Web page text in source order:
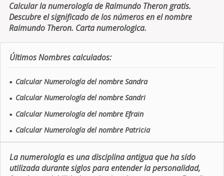
Calcular la numerología de Raimundo Theron gratis.
Descubre el significado de los números en el nombre
Raimundo Theron. Carta numerologica.
Últimos Nombres calculados:
■ Calcular Numerología del nombre Sandra
■ Calcular Numerología del nombre Sandri
■ Calcular Numerología del nombre Efrain
■ Calcular Numerología del nombre Patricia
La numerologia es una disciplina antigua que ha sido
utilizada durante siglos para entender la personalidad,